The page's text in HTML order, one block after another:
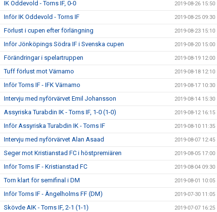
IK Oddevold - Torns IF, 0-0 2019-08-26 15:50
Inför IK Oddevold - Torns IF 2019-08-25 09:30
Förlust i cupen efter förlängning 2019-08-23 15:10
Inför Jönköpings Södra IF i Svenska cupen 2019-08-20 15:00
Förändringar i spelartruppen 2019-08-19 12:00
Tuff förlust mot Värnamo 2019-08-18 12:10
Inför Torns IF - IFK Värnamo 2019-08-17 10:30
Intervju med nyförvärvet Emil Johansson 2019-08-14 15:30
Assyriska Turabdin IK - Torns IF, 1-0 (1-0) 2019-08-12 16:15
Inför Assyriska Turabdin IK - Torns IF 2019-08-10 11:35
Intervju med nyförvärvet Alan Asaad 2019-08-07 12:45
Seger mot Kristianstad FC i höstpremiären 2019-08-05 17:00
Inför Torns IF - Kristianstad FC 2019-08-04 09:30
Torn klart för semifinal i DM 2019-08-01 10:05
Inför Torns IF - Ängelholms FF (DM) 2019-07-30 11:05
Skövde AIK - Torns IF, 2-1 (1-1) 2019-07-07 16:25